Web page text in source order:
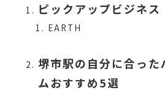
ピックアップビジネス
EARTH
堺市駅の自分に合った
ムおすすめ5選